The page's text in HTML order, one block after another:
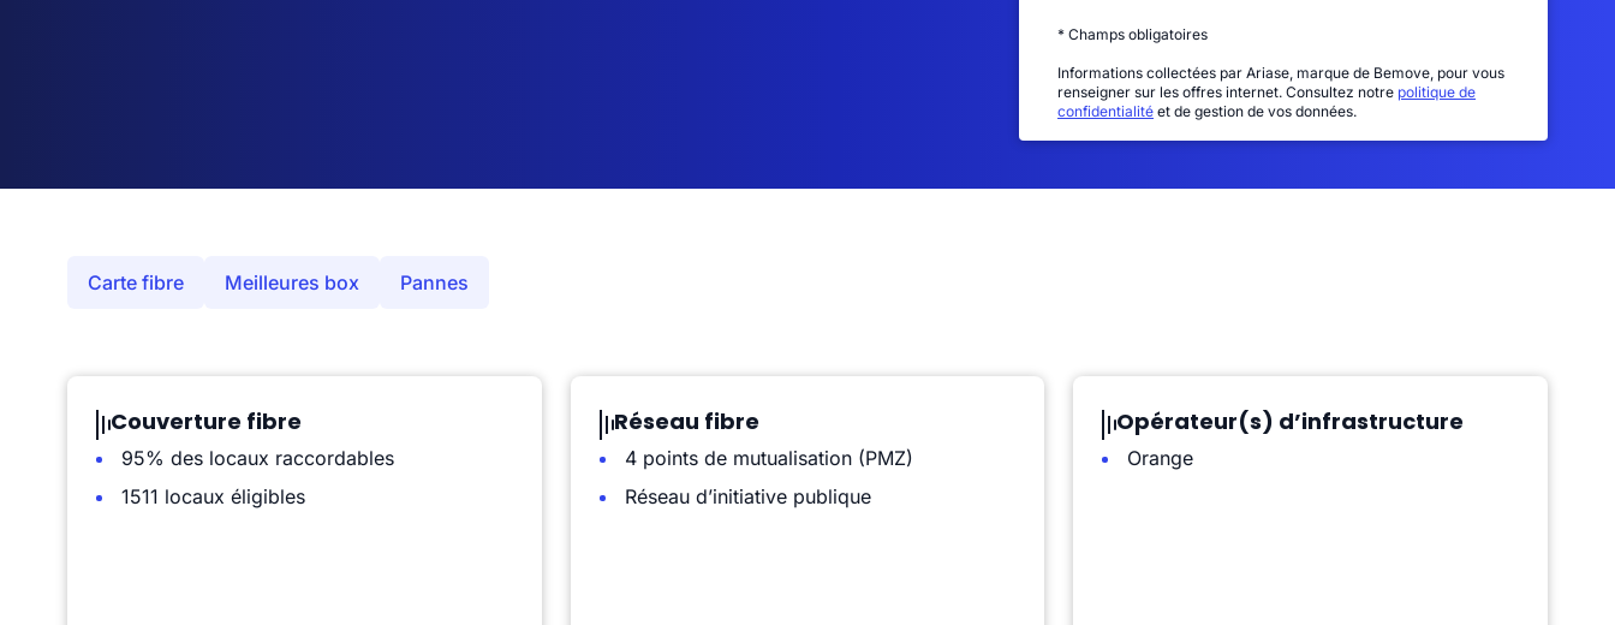
* Champs obligatoires
Informations collectées par Ariase, marque de Bemove, pour vous
renseigner sur les offres internet. Consultez notre politique de
confidentialité et de gestion de vos données.
Carte fibre Meilleures box Pannes
Couverture fibre
95% des locaux raccordables
1511 locaux éligibles
Réseau fibre
4 points de mutualisation (PMZ)
Réseau d’initiative publique
Opérateur(s) d’infrastructure
Orange